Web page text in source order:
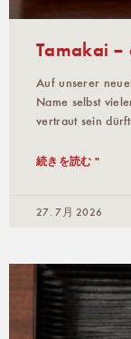
Tamakai –
Auf unserer
Name selbst
vertraut sein
続きを読む "
27. 7月 2026